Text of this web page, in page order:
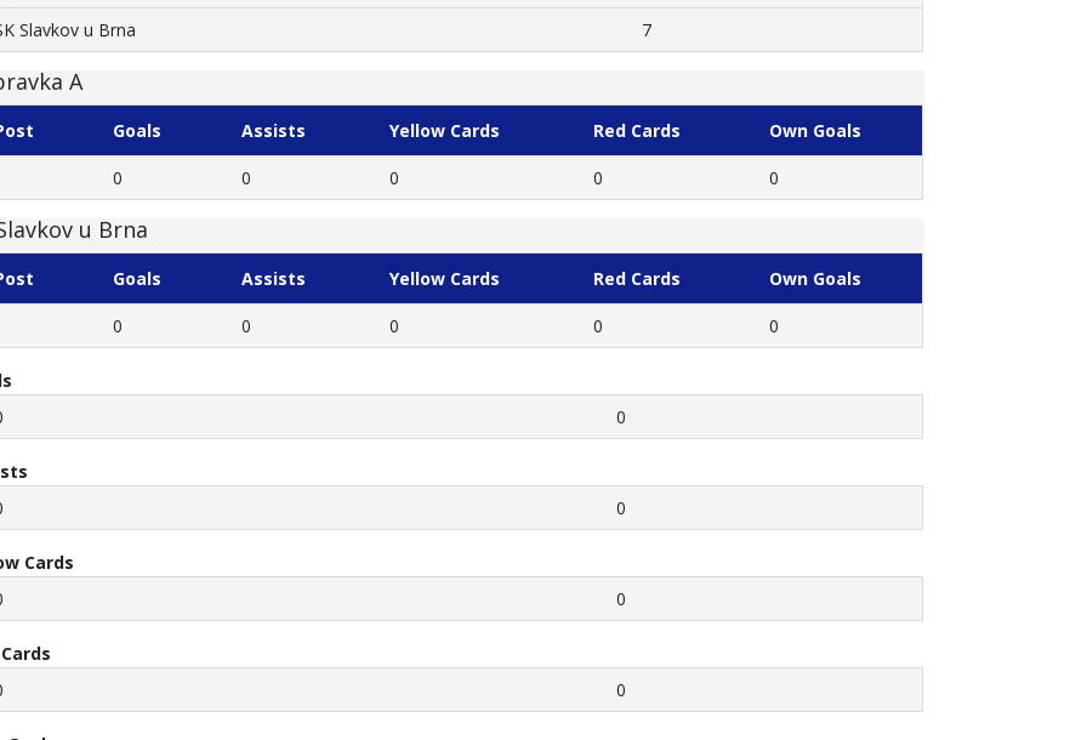
Slavkov u Brna
7
A
Goals Assists Yellow Cards Red Cards Own Goals
0 0 0 0 0
u Brna
Goals Assists Yellow Cards Red Cards Own Goals
0 0 0 0 0
0
0
Cards
0
0